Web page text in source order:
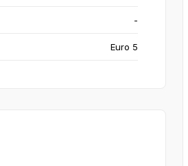
-
Euro 5